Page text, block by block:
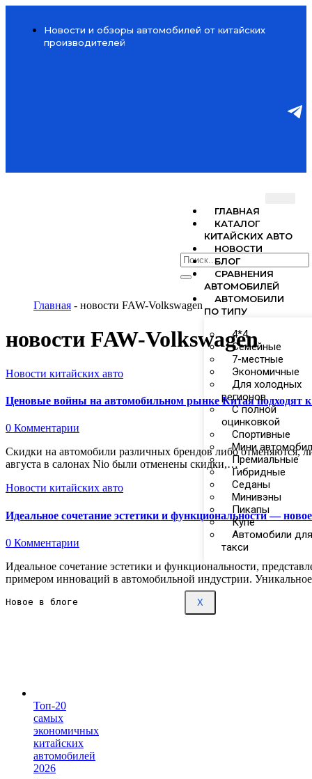
Новости и обзоры автомобилей от китайских
производителей
ГЛАВНАЯ
КАТАЛОГ
КИТАЙСКИХ АВТО
НОВОСТИ
БЛОГ
СРАВНЕНИЯ
АВТОМОБИЛЕЙ
АВТОМОБИЛИ
ПО ТИПУ
4*4
Семейные
7-местные
Экономичные
Для холодных
регионов
С полной
оцинковкой
Спортивные
Мини
Премиальные
Гибридные
Седаны
Минивэны
Пикапы
Купе
Автомобили
такси
X
Главная - новости FAW-Volkswagen
новости FAW-Volkswagen
Новости китайских авто
Ценовые войны на автомобильном рынке Китая подходят
0 Комментарии
Скидки на автомобили различных брендов либо отменяются, либо значительно сокращаются, что началось ещё в июле. Об этом сообщает IT Home. Так, с 11
августа в салонах Nio были отменены скидки,…
Новости китайских авто
Идеальное сочетание эстетики и функциональности —
0 Комментарии
Идеальное сочетание эстетики и функциональности, представленное в новом поколении дизайна Magotan от FAW-Volkswagen, является превосходным
примером инноваций в автомобильной индустрии.
Новое в блоге
Топ-20
самых
экономичных
китайских
автомобилей
2026